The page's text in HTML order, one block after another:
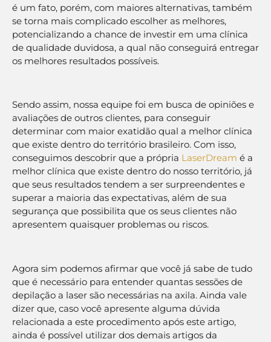
é um fato, porém, com maiores alternativas, também
se torna mais complicado escolher as melhores,
potencializando a chance de investir em uma clínica
de qualidade duvidosa, a qual não conseguirá entregar
os melhores resultados possíveis.
Sendo assim, nossa equipe foi em busca de opiniões e
avaliações de outros clientes, para conseguir
determinar com maior exatidão qual a melhor clínica
que existe dentro do território brasileiro. Com isso,
conseguimos descobrir que a própria LaserDream é a
melhor clínica que existe dentro do nosso território, já
que seus resultados tendem a ser surpreendentes e
superar a maioria das expectativas, além de sua
segurança que possibilita que os seus clientes não
apresentem quaisquer problemas ou riscos.
Agora sim podemos afirmar que você já sabe de tudo
que é necessário para entender quantas sessões de
depilação a laser são necessárias na axila. Ainda vale
dizer que, caso você apresente alguma dúvida
relacionada a este procedimento após este artigo,
ainda é possível utilizar dos demais artigos da